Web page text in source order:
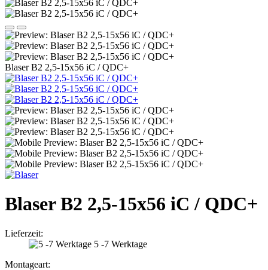
Blaser B2 2,5-15x56 iC / QDC+
Blaser B2 2,5-15x56 iC / QDC+
Lieferzeit:
5 -7 Werktage
Montageart: